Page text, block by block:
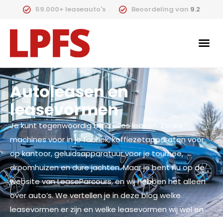
59.000+ leaseauto's Beoordeling van 9.2
Autoleasen en
leasevormen
Je kunt tegenwoordig bijna alles leasen. Zware
machines voor in je fabriek, koffiezetapparaten voor
op kantoor, geluidsapparatuur voor je tournee,
droomhuizen en dure jachten. Maar je bent nu op de
website van LeaseParcours, en wij hebben het alleen
over auto’s. We vertellen je in deze blog welke
leasevormen er zijn en welke leasevormen wij wel en